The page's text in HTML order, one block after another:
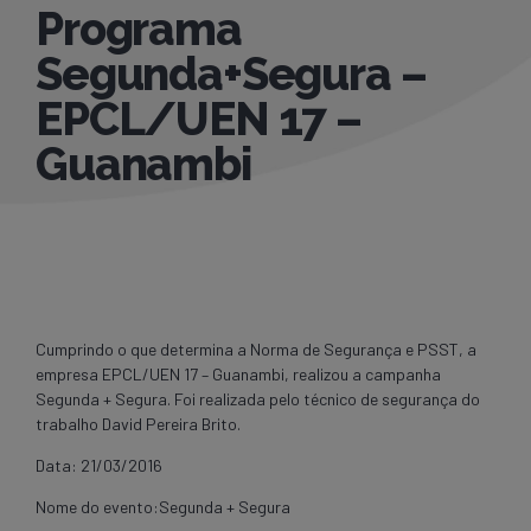
Programa
Segunda+Segura –
EPCL/UEN 17 –
Guanambi
Cumprindo o que determina a Norma de Segurança e PSST, a
empresa EPCL/UEN 17 – Guanambi, realizou a campanha
Segunda + Segura. Foi realizada pelo técnico de segurança do
trabalho David Pereira Brito.
Data: 21/03/2016
Nome do evento:Segunda + Segura